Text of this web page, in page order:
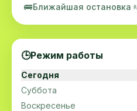
🚌Ближайшая остановка
🕒Режим работы
Сегодня
Суббота
Воскресенье